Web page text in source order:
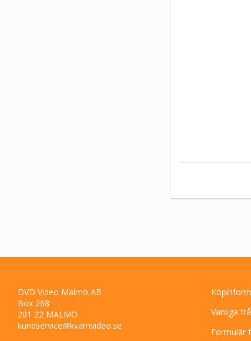
DVD Video Malmö AB
Box 268
201 22 MALMÖ
kundservice@kvarnvideo.se
Vanliga
Formulär